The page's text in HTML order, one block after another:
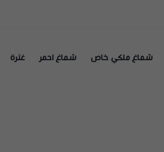
شماغ ملكي خاص شماغ احمر غترة